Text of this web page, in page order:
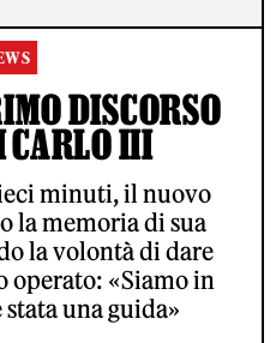
DISCORSO
CARLO III
minuti, il nuovo
la memoria di sua
la volontà di dare
operato: «Siamo in
una guida»